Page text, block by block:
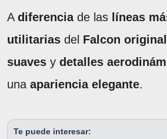
A diferencia de las líneas
utilitarias del Falcon original
suaves y detalles
una apariencia elegante.
Te puede interesar: